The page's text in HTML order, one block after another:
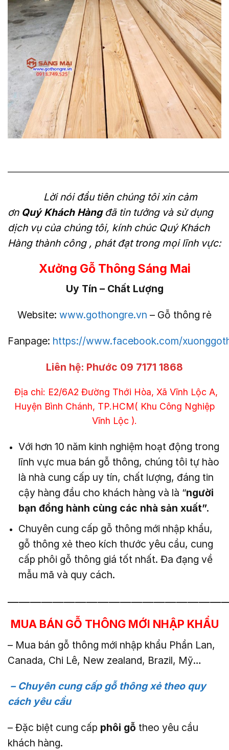
Lời nói đầu tiên chúng tôi xin cảm
ơn Quý Khách Hàngđã tin tưởng và sử dụng
dịch vụ của chúng tôi, kính chúc Quý Khách
Hàng thành công , phát đạt trong mọi lĩnh vực:
Xưởng Gỗ Thông Sáng Mai
Uy Tín – Chất Lượng
Website: www.gothongre.vn – Gỗ thông rẻ
Fanpage: https://www.facebook.com/
Liên hệ: Phước 09 7171 1868
Địa chỉ: E2/6A2 Đường Thới Hòa, Xã Vĩnh Lộc A,
Huyện Bình Chánh, TP.HCM( Khu Công Nghiệp
Vĩnh Lộc ).
Với hơn 10 năm kinh nghiệm hoạt động trong
lĩnh vực mua bán gỗ thông, chúng tôi tự hào
là nhà cung cấp uy tín, chất lượng, đáng tin
cậy hàng đầu cho khách hàng và là “người
bạn đồng hành cùng các nhà sản xuất”.
Chuyên cung cấp gỗ thông mới nhập khẩu,
gỗ thông xẻ theo kích thước yêu cầu, cung
cấp phôi gỗ thông giá tốt nhất. Đa đạng về
mẫu mã và quy cách.
MUA BÁN GỖ THÔNG MỚI NHẬP KHẨU
– Mua bán gỗ thông mới nhập khẩu Phần Lan,
Canada, Chi Lê, New zealand, Brazil, Mỹ…
– Chuyên cung cấp gỗ thông xẻ theo quy
cách yêu cầu
– Đặc biệt cung cấp phôi gỗ theo yêu cầu
khách hàng.